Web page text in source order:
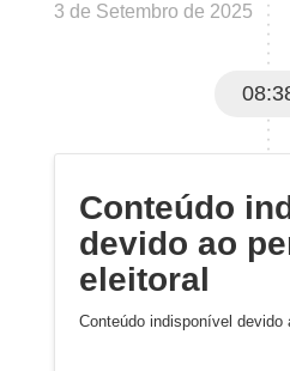
3 de Setembro de 2025
Conteúdo
devido ao
eleitoral
Conteúdo indisponível devido